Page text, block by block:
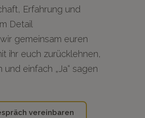
Erfahrung und
Detail
gemeinsam euren
ihr euch zurücklehnen,
und einfach „Ja“ sagen
vereinbaren